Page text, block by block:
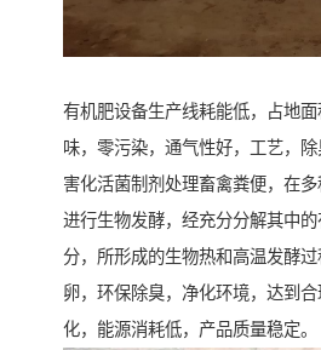
有机肥设备生产线耗能低，占地
味，零污染，通气性好，工艺，
害化活菌制剂处理畜禽粪便，在
进行生物发酵，经充分分解其中
分，所形成的生物热和高温发酵
卵，环保除臭，净化环境，达到
化，能源消耗低，产品质量稳定。